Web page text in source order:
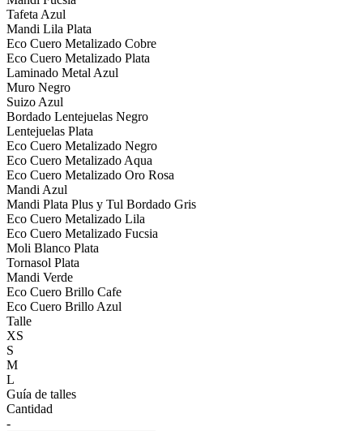
Tafeta Azul
Mandi Lila Plata
Eco Cuero Metalizado Cobre
Eco Cuero Metalizado Plata
Laminado Metal Azul
Muro Negro
Suizo Azul
Bordado Lentejuelas Negro
Lentejuelas Plata
Eco Cuero Metalizado Negro
Eco Cuero Metalizado Aqua
Eco Cuero Metalizado Oro Rosa
Mandi Azul
Mandi Plata Plus y Tul Bordado Gris
Eco Cuero Metalizado Lila
Eco Cuero Metalizado Fucsia
Moli Blanco Plata
Tornasol Plata
Mandi Verde
Eco Cuero Brillo Cafe
Eco Cuero Brillo Azul
Talle
XS
S
M
L
Guía de talles
Cantidad
-